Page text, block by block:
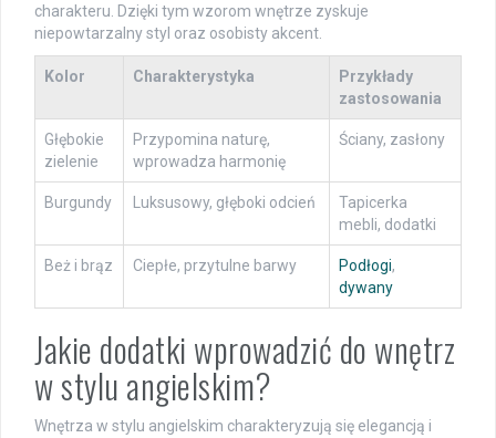
charakteru. Dzięki tym wzorom wnętrze zyskuje
niepowtarzalny styl oraz osobisty akcent.
Kolor Charakterystyka
Przykłady
zastosowania
Głębokie
zielenie
Przypomina naturę,
wprowadza harmonię
Ściany, zasłony
Burgundy Luksusowy, głęboki odcień
Tapicerka
mebli, dodatki
Beż i brąz Ciepłe, przytulne barwy Podłogi,
dywany
Jakie dodatki wprowadzić do wnętrz
w stylu angielskim?
Wnętrza w stylu angielskim charakteryzują się elegancją i